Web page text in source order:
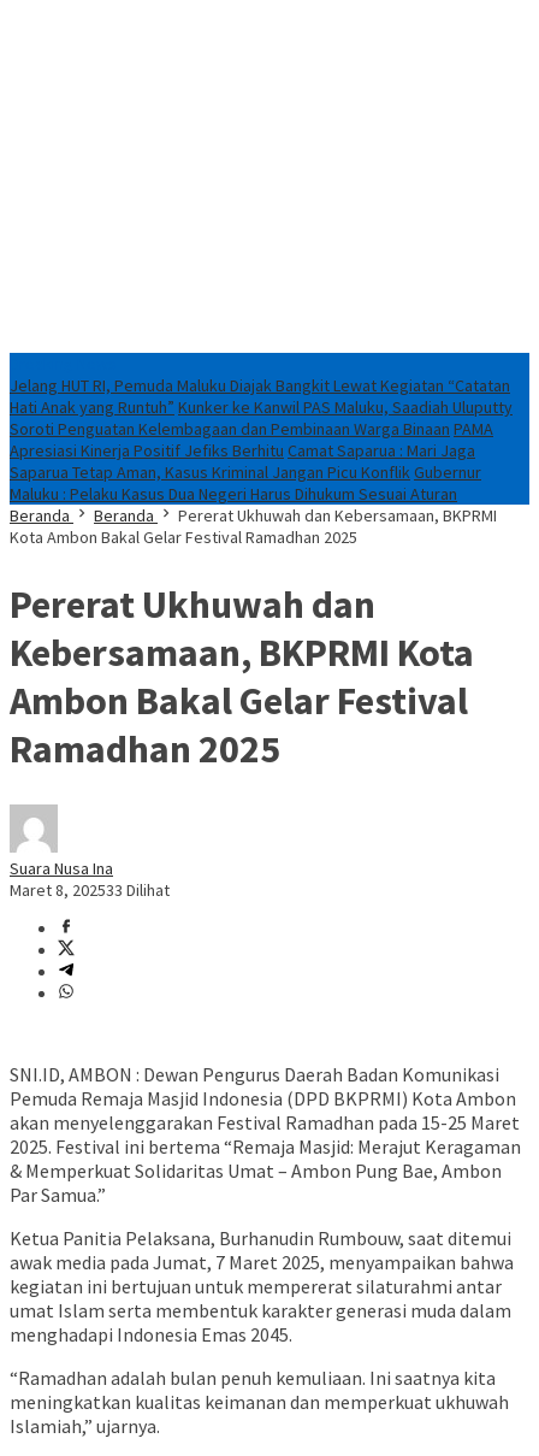
Jelang HUT RI, Pemuda Maluku Diajak Bangkit Lewat Kegiatan “Catatan
Hati Anak yang Runtuh” Kunker ke Kanwil PAS Maluku, Saadiah Uluputty
Soroti Penguatan Kelembagaan dan Pembinaan Warga Binaan PAMA
Apresiasi Kinerja Positif Jefiks Berhitu Camat Saparua : Mari Jaga
Saparua Tetap Aman, Kasus Kriminal Jangan Picu KonflikGubernur
Maluku : Pelaku Kasus Dua Negeri Harus Dihukum Sesuai Aturan
Beranda
Beranda
Pererat Ukhuwah dan Kebersamaan, BKPRMI
Kota Ambon Bakal Gelar Festival Ramadhan 2025
Pererat Ukhuwah dan
Kebersamaan, BKPRMI Kota
Ambon Bakal Gelar Festival
Ramadhan 2025
Suara Nusa Ina
Maret 8, 202533 Dilihat
SNI.ID, AMBON : Dewan Pengurus Daerah Badan Komunikasi
Pemuda Remaja Masjid Indonesia (DPD BKPRMI) Kota Ambon
akan menyelenggarakan Festival Ramadhan pada 15-25 Maret
2025. Festival ini bertema “Remaja Masjid: Merajut Keragaman
& Memperkuat Solidaritas Umat – Ambon Pung Bae, Ambon
Par Samua.”
Ketua Panitia Pelaksana, Burhanudin Rumbouw, saat ditemui
awak media pada Jumat, 7 Maret 2025, menyampaikan bahwa
kegiatan ini bertujuan untuk mempererat silaturahmi antar
umat Islam serta membentuk karakter generasi muda dalam
menghadapi Indonesia Emas 2045.
“Ramadhan adalah bulan penuh kemuliaan. Ini saatnya kita
meningkatkan kualitas keimanan dan memperkuat ukhuwah
Islamiah,” ujarnya.